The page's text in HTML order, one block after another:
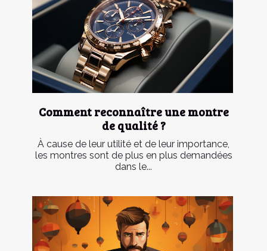
Comment reconnaître une montre
de qualité ?
À cause de leur utilité et de leur importance,
les montres sont de plus en plus demandées
dans le...